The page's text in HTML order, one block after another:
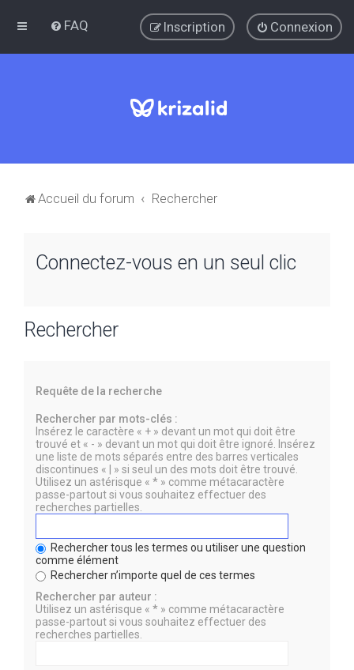
FAQ Connexion
Inscription
Accueil du forum Rechercher
Connectez-vous en un seul clic
Rechercher
Requête de la recherche
Rechercher par mots-clés :
Insérez le caractère « + » devant un mot qui doit être
trouvé et « - » devant un mot qui doit être ignoré. Insérez
une liste de mots séparés entre des barres verticales
discontinues « | » si seul un des mots doit être trouvé.
Utilisez un astérisque « * » comme métacaractère
passe-partout si vous souhaitez effectuer des
recherches partielles.
Rechercher tous les termes ou utiliser une question
comme élément
Rechercher n’importe quel de ces termes
Rechercher par auteur :
Utilisez un astérisque « * » comme métacaractère
passe-partout si vous souhaitez effectuer des
recherches partielles.